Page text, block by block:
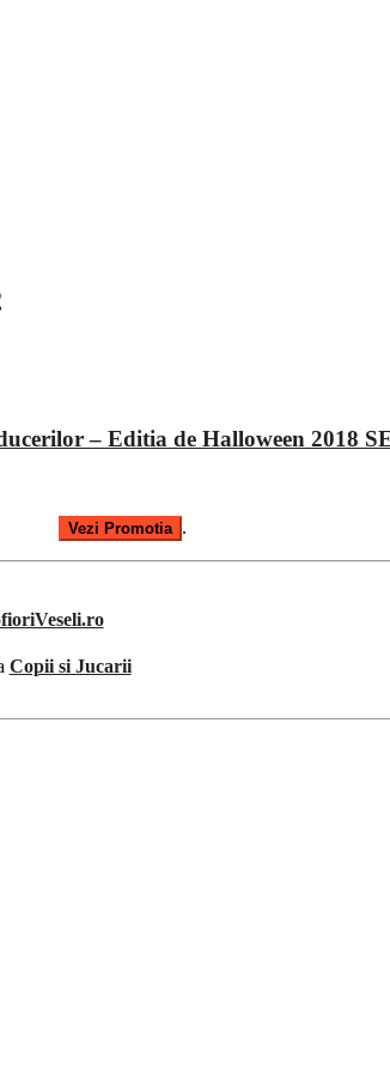
– Editia de Halloween 2018
Vezi Promotia .
Copii si Jucarii